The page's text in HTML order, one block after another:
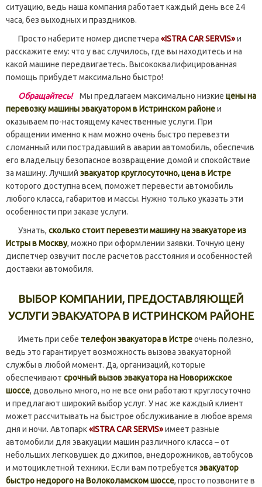
ситуацию, ведь наша компания работает каждый день все 24
часа, без выходных и праздников.
Просто наберите номер диспетчера «ISTRA CAR SERVIS»и
расскажите ему: что у вас случилось, где вы находитесь и на
какой машине передвигаетесь. Высококвалифицированная
помощь прибудет максимально быстро!
Обращайтесь! Мы предлагаем максимально низкие цены на
перевозку машины эвакуатором в Истринском районеи
оказываем по-настоящему качественные услуги. При
обращении именно к нам можно очень быстро перевезти
сломанный или пострадавший в аварии автомобиль, обеспечив
его владельцу безопасное возвращение домой и спокойствие
за машину. Лучший эвакуатор круглосуточно, цена в Истре
которого доступна всем, поможет перевести автомобиль
любого класса, габаритов и массы. Нужно только указать эти
особенности при заказе услуги.
Узнать, сколько стоит перевезти машину на эвакуаторе из
Истры в Москву, можно при оформлении заявки. Точную цену
диспетчер озвучит после расчетов расстояния и особенностей
доставки автомобиля.
ВЫБОР КОМПАНИИ, ПРЕДОСТАВЛЯЮЩЕЙ
УСЛУГИ ЭВАКУАТОРА В ИСТРИНСКОМ РАЙОНЕ
Иметь при себе телефон эвакуатора в Истреочень полезно,
ведь это гарантирует возможность вызова эвакуаторной
службы в любой момент. Да, организаций, которые
обеспечивают срочный вызов эвакуатора на Новорижское
шоссе, довольно много, но не все они работают круглосуточно
и предлагают широкий выбор услуг. У нас же каждый клиент
может рассчитывать на быстрое обслуживание в любое время
дня и ночи. Автопарк«ISTRA CAR SERVIS»имеет разные
автомобили для эвакуации машин различного класса – от
небольших легковушек до джипов, внедорожников, автобусов
и мотоциклетной техники. Если вам потребуется эвакуатор
быстро недорого на Волоколамском шоссе, просто позвоните в